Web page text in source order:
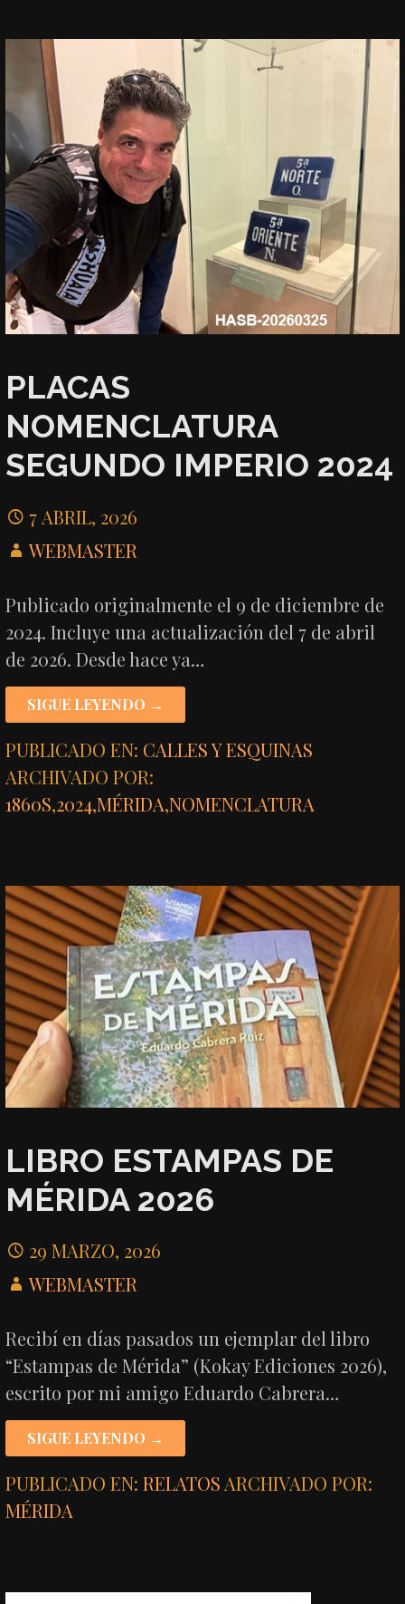
PLACAS
NOMENCLATURA
SEGUNDO IMPERIO 2024
7 ABRIL, 2026
WEBMASTER
Publicado originalmente el 9 de diciembre de
2024. Incluye una actualización del 7 de abril
de 2026. Desde hace ya…
SIGUE LEYENDO →
PUBLICADO EN: CALLES Y ESQUINAS
ARCHIVADO POR:
1860S,2024,MÉRIDA,NOMENCLATURA
LIBRO ESTAMPAS DE
MÉRIDA 2026
29 MARZO, 2026
WEBMASTER
Recibí en días pasados un ejemplar del libro
“Estampas de Mérida” (Kokay Ediciones 2026),
escrito por mi amigo Eduardo Cabrera…
SIGUE LEYENDO →
PUBLICADO EN:RELATOS ARCHIVADO POR:
MÉRIDA